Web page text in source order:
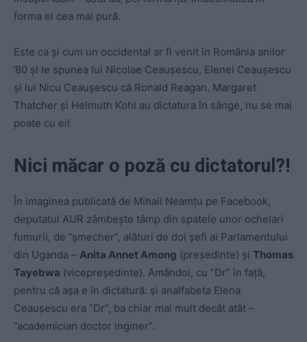
forma ei cea mai pură.
Este ca și cum un occidental ar fi venit în România anilor
’80 și le spunea lui Nicolae Ceaușescu, Elenei Ceaușescu
și lui Nicu Ceaușescu că Ronald Reagan, Margaret
Thatcher și Helmuth Kohl au dictatura în sânge, nu se mai
poate cu ei!
Nici măcar o poză cu dictatorul?!
În imaginea publicată de Mihail Neamțu pe Facebook,
deputatul AUR zâmbește tâmp din spatele unor ochelari
fumurii, de ”șmecher”, alături de doi șefi ai Parlamentului
din Uganda – Anita Annet Among (președinte) și Thomas
Tayebwa (vicepreședinte). Amândoi, cu ”Dr” în față,
pentru că așa e în dictatură: și analfabeta Elena
Ceaușescu era ”Dr”, ba chiar mai mult decât atât –
”academician doctor inginer”.